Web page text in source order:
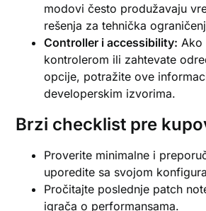
modovi često produžavaju
rešenja za tehnička
Controller i accessibility: Ako
kontrolerom ili zahtevate
opcije, potražite ove
developerskim izvorima.
Brzi checklist pre
Proverite minimalne i
uporedite sa svojom
Pročitajte poslednje patch
igrača o performansama.